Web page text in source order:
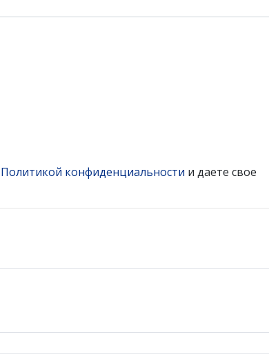
Политикой конфиденциальности и даете свое